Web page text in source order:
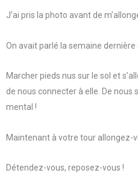
J’ai pris la photo avant de
On avait parlé la semaine dernière
Marcher pieds nus sur le sol et
de nous connecter à elle. De
mental !
Maintenant à votre tour allongez-
Détendez-vous, reposez-vous !